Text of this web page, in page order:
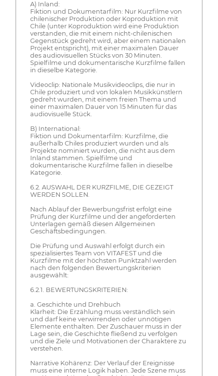
A) Inland:
Fiktion und Dokumentarfilm: Nur Kurzfilme von
chilenischer Produktion oder Koproduktion mit
Chile (unter Koproduktion wird eine Produktion
verstanden, die mit einem nicht-chilenischen
Gegenstück gedreht wird, aber einem nationalen
Projekt entspricht), mit einer maximalen Dauer
des audiovisuellen Stücks von 30 Minuten.
Spielfilme und dokumentarische Kurzfilme fallen
in dieselbe Kategorie.
Videoclip: Nationale Musikvideoclips, die nur in
Chile produziert und von lokalen Musikkünstlern
gedreht wurden, mit einem freien Thema und
einer maximalen Dauer von 15 Minuten für das
audiovisuelle Stück.
B) International:
Fiktion und Dokumentarfilm: Kurzfilme, die
außerhalb Chiles produziert wurden und als
Projekte nominiert wurden, die nicht aus dem
Inland stammen. Spielfilme und
dokumentarische Kurzfilme fallen in dieselbe
Kategorie.
6.2. AUSWAHL DER KURZFILME, DIE GEZEIGT
WERDEN SOLLEN.
Nach Ablauf der Bewerbungsfrist erfolgt eine
Prüfung der Kurzfilme und der angeforderten
Unterlagen gemäß diesen Allgemeinen
Geschäftsbedingungen.
Die Prüfung und Auswahl erfolgt durch ein
spezialisiertes Team von VITAFEST und die
Kurzfilme mit der höchsten Punktzahl werden
nach den folgenden Bewertungskriterien
ausgewählt:
6.2.1. BEWERTUNGSKRITERIEN:
a. Geschichte und Drehbuch
Klarheit: Die Erzählung muss verständlich sein
und darf keine verwirrenden oder unnötigen
Elemente enthalten. Der Zuschauer muss in der
Lage sein, die Geschichte fließend zu verfolgen
und die Ziele und Motivationen der Charaktere zu
verstehen.
Narrative Kohärenz: Der Verlauf der Ereignisse
muss eine interne Logik haben. Jede Szene muss